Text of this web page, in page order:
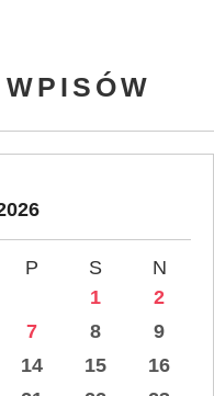
P S
N
1
2
7 8
9
14 15
16